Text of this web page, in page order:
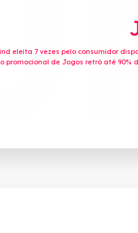
eleita 7 vezes pelo consumidor
promocional de Jogos retrô até 90%